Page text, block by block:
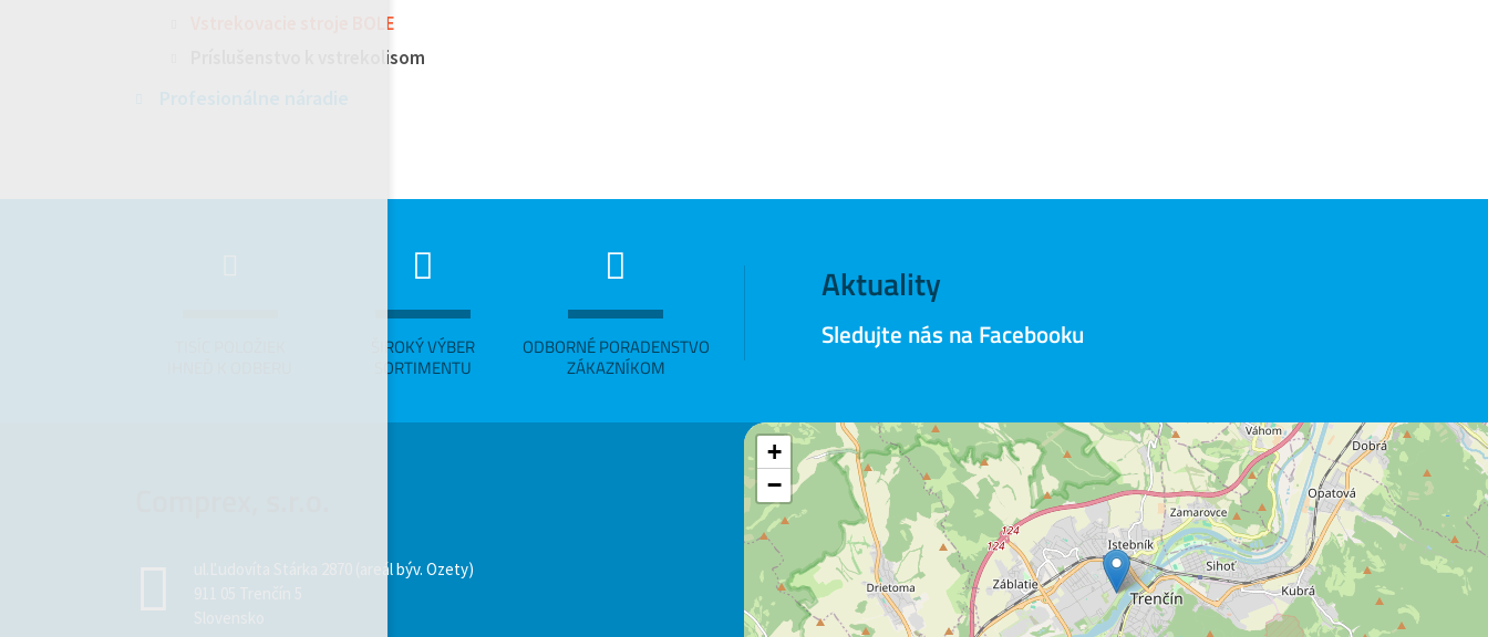
Vstrekovacie stroje BOLE
Príslušenstvo k vstrekolisom
ŠIROKÝ VÝBER
SORTIMENTU
ODBORNÉ PORADENSTVO
ZÁKAZNÍKOM
Aktuality
Sledujte nás na Facebooku
ul.Ľudovíta Stárka 2870 (areál býv. Ozety)
+
−